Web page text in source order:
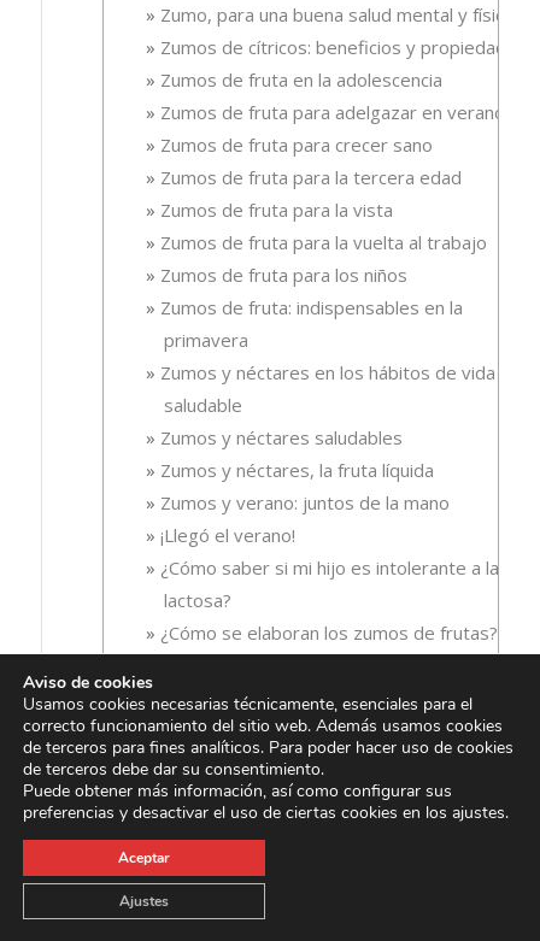
Zumo, para una buena salud mental y física
Zumos de cítricos: beneficios y propiedades
Zumos de fruta en la adolescencia
Zumos de fruta para adelgazar en verano
Zumos de fruta para crecer sano
Zumos de fruta para la tercera edad
Zumos de fruta para la vista
Zumos de fruta para la vuelta al trabajo
Zumos de fruta para los niños
Zumos de fruta: indispensables en la
primavera
Zumos y néctares en los hábitos de vida
saludable
Zumos y néctares saludables
Zumos y néctares, la fruta líquida
Zumos y verano: juntos de la mano
¡Llegó el verano!
¿Cómo saber si mi hijo es intolerante a la
lactosa?
¿Cómo se elaboran los zumos de frutas?
¿Consumir un zumo supone tomar menos
frutas y verduras?
¿Cuáles son las bebidas saludables?
¿Cuáles son las causas más frecuentes del
¿Cumples con las 5 piezas de fruta y
verdura al día?
¿Defensas bajas? Descubre cómo
Aviso de cookies
Usamos cookies necesarias técnicamente, esenciales para el
correcto funcionamiento del sitio web. Además usamos cookies
de terceros para fines analíticos. Para poder hacer uso de cookies
de terceros debe dar su consentimiento.
Puede obtener más información, así como configurar sus
preferencias y desactivar el uso de ciertas cookies en los ajustes.
Aceptar
Ajustes